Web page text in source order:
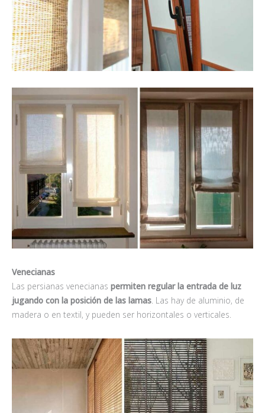
Venecianas
Las persianas venecianas permiten regular la entrada de luz
jugando con la posición de las lamas. Las hay de aluminio, de
madera o en textil, y pueden ser horizontales o verticales.